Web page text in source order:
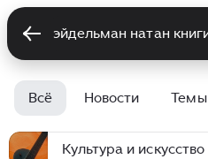
Всё Новости Темы
Культура и искусство